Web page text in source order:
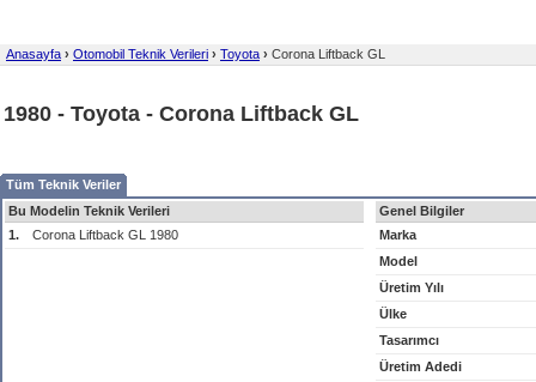
Anasayfa › Otomobil Teknik Verileri › Toyota › Corona Liftback GL
1980 - Toyota - Corona Liftback GL
Tüm Teknik Veriler
Bu Modelin Teknik Verileri
1.
Corona Liftback GL 1980
Genel Bilgiler
Marka
Model
Üretim Yılı
Ülke
Tasarımcı
Üretim Adedi